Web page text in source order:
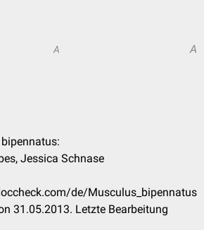
A A
Jessica Schnase
de/Musculus_bipennatus
31.05.2013. Letzte Bearbeitung